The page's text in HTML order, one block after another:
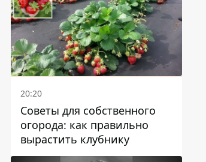
20:20
Советы для собственного
огорода: как правильно
вырастить клубнику